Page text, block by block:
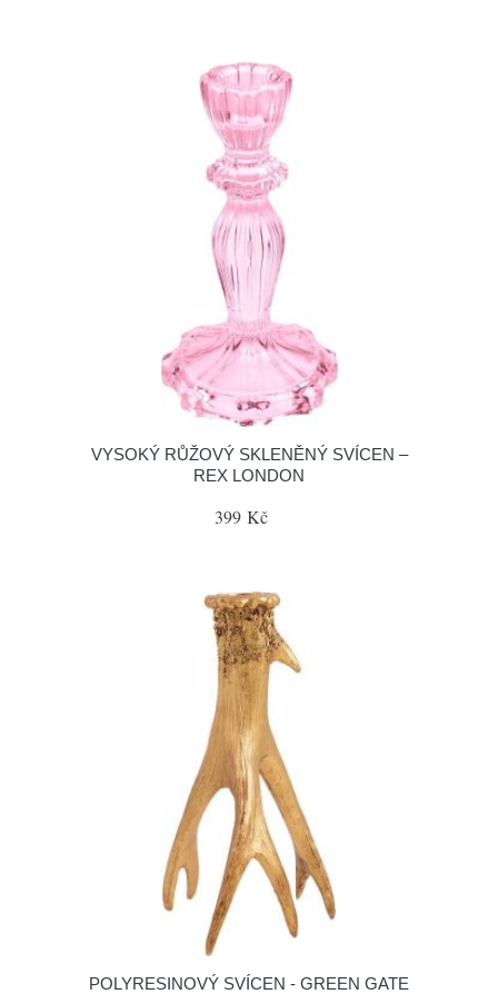
VYSOKÝ RŮŽOVÝ SKLENĚNÝ SVÍCEN –
REX LONDON
399 Kč
POLYRESINOVÝ SVÍCEN - GREEN GATE